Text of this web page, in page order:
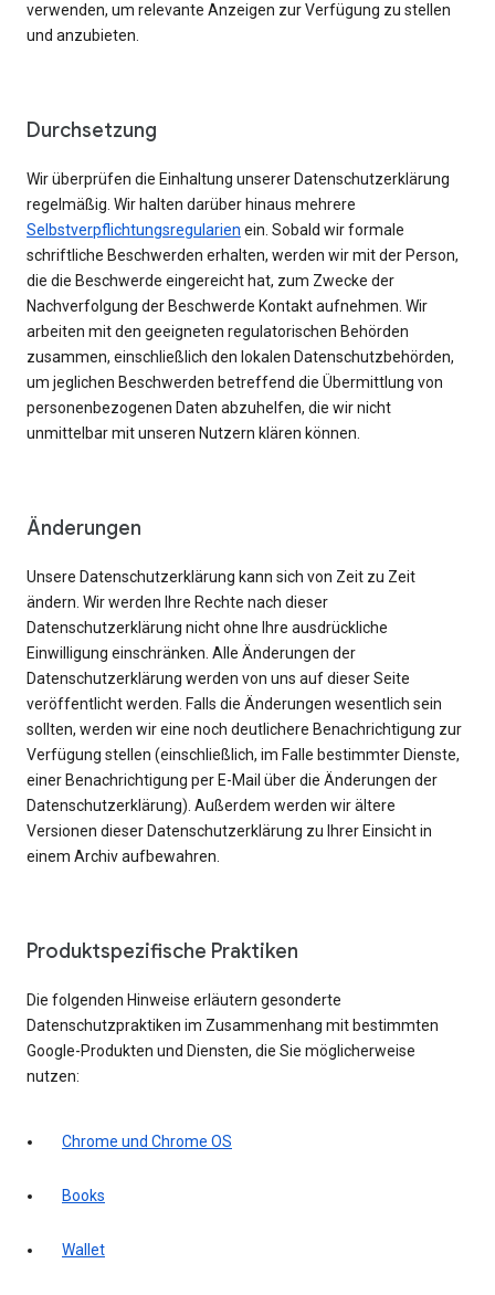
verwenden, um relevante Anzeigen zur Verfügung zu stellen
und anzubieten.
Durchsetzung
Wir überprüfen die Einhaltung unserer Datenschutzerklärung
regelmäßig. Wir halten darüber hinaus mehrere
Selbstverpflichtungsregularien ein. Sobald wir formale
schriftliche Beschwerden erhalten, werden wir mit der Person,
die die Beschwerde eingereicht hat, zum Zwecke der
Nachverfolgung der Beschwerde Kontakt aufnehmen. Wir
arbeiten mit den geeigneten regulatorischen Behörden
zusammen, einschließlich den lokalen Datenschutzbehörden,
um jeglichen Beschwerden betreffend die Übermittlung von
personenbezogenen Daten abzuhelfen, die wir nicht
unmittelbar mit unseren Nutzern klären können.
Änderungen
Unsere Datenschutzerklärung kann sich von Zeit zu Zeit
ändern. Wir werden Ihre Rechte nach dieser
Datenschutzerklärung nicht ohne Ihre ausdrückliche
Einwilligung einschränken. Alle Änderungen der
Datenschutzerklärung werden von uns auf dieser Seite
veröffentlicht werden. Falls die Änderungen wesentlich sein
sollten, werden wir eine noch deutlichere Benachrichtigung zur
Verfügung stellen (einschließlich, im Falle bestimmter Dienste,
einer Benachrichtigung per E-Mail über die Änderungen der
Datenschutzerklärung). Außerdem werden wir ältere
Versionen dieser Datenschutzerklärung zu Ihrer Einsicht in
einem Archiv aufbewahren.
Produktspezifische Praktiken
Die folgenden Hinweise erläutern gesonderte
Datenschutzpraktiken im Zusammenhang mit bestimmten
Google-Produkten und Diensten, die Sie möglicherweise
nutzen:
Chrome und Chrome OS
Books
Wallet